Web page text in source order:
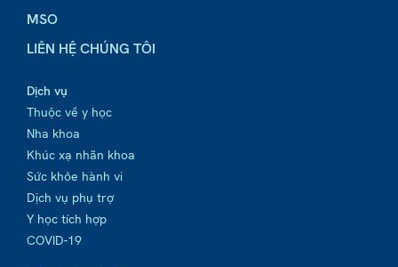
MSO
LIÊN HỆ CHÚNG TÔI
Dịch vụ
Thuộc về y học
Nha khoa
Khúc xạ nhãn khoa
Sức khỏe hành vi
Dịch vụ phụ trợ
Y học tích hợp
COVID-19